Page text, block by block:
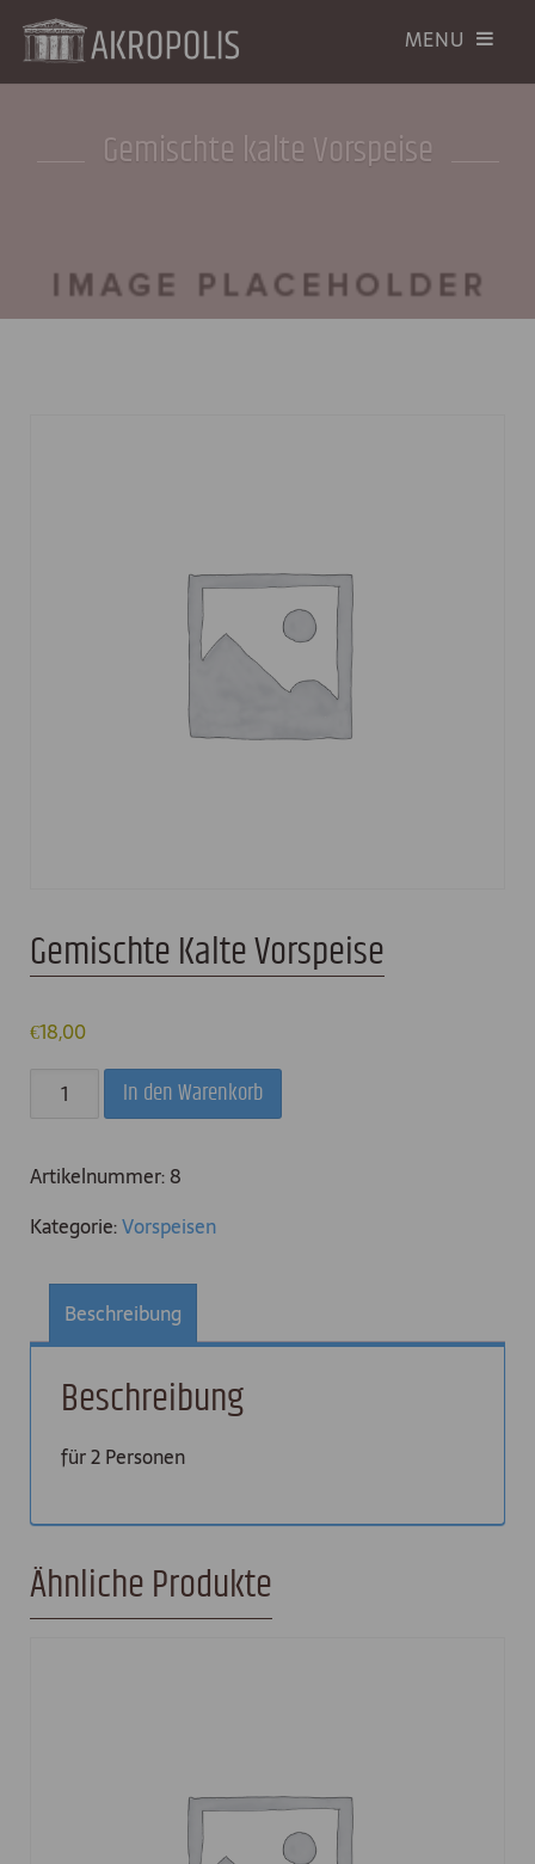
Gemischte kalte Vorspeise
Gemischte Kalte Vorspeise
€18,00
Gemischte
Vorspeise
In den Warenkorb
Artikelnummer:8
Kategorie:Vorspeisen
Beschreibung
Beschreibung
für 2 Personen
Ähnliche Produkte